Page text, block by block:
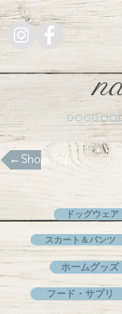
​←Shop Top
ドッグウェア
スカート＆パンツ
ホームグッズ
フード・サプリ